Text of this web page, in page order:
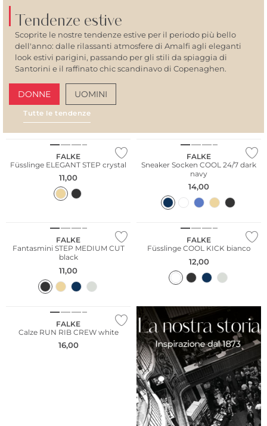
Tendenze estive
Scoprite le nostre tendenze estive per il periodo più bello
dell'anno: dalle rilassanti atmosfere di Amalfi agli eleganti
look estivi parigini, passando per gli stili da spiaggia di
Santorini e il raffinato chic scandinavo di Copenaghen.
DONNE UOMINI
Tutte le tendenze
FALKE
Füsslinge ELEGANT STEP crystal
11,00
FALKE
Sneaker Socken COOL 24/7 dark
navy
14,00
FALKE
Fantasmini STEP MEDIUM CUT
black
11,00
Taglie grandi
FALKE
Füsslinge COOL KICK bianco
12,00
Sostenibile
FALKE
Calze RUN RIB CREW white
16,00